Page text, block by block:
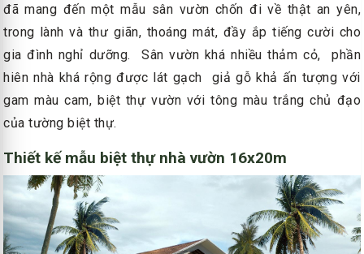
đã mang đến một mẫu sân vườn chốn đi về thật an yên,
trong lành và thư giãn, thoáng mát, đầy ắp tiếng cười cho
gia đình nghỉ dưỡng. Sân vườn khá nhiều thảm cỏ, phần
hiên nhà khá rộng được lát gạch giả gỗ khả ấn tượng với
gam màu cam, biệt thự vườn với tông màu trắng chủ đạo
của tường biệt thự.
Thiết kế mẫu biệt thự nhà vườn 16x20m